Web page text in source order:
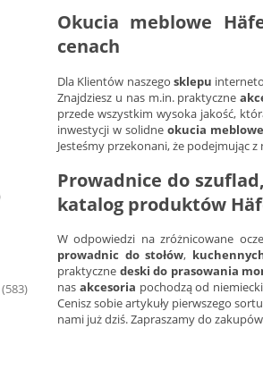
(583)
Okucia meblowe
cenach
Dla Klientów naszego sklepu
Znajdziesz u nas m.in. praktyczne
przede wszystkim wysoka jakość,
inwestycji w solidneokucia meblowe
Jesteśmy przekonani, że podejmując
Prowadnice do szuflad,
katalog produktów
W odpowiedzi na zróżnicowane
prowadnic do stołów,
praktyczne deski do prasowania
nas akcesoria pochodzą od
Cenisz sobie artykuły pierwszego
nami już dziś. Zapraszamy do